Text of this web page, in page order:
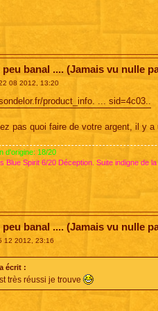
peu banal .... (Jamais vu nulle
08 2012, 13:20
product_info. ... sid=4c03..
pas quoi faire de votre argent, il y a
d'origine: 18/20
Blue Spirit 6/20 Déception. Suite indigne de la
peu banal .... (Jamais vu nulle
12 2012, 23:16
écrit :
très réussi je trouve